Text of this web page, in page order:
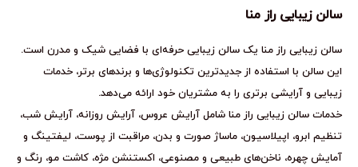
سالن زیبایی راز منا
سالن زیبایی راز منا یک سالن زیبایی حرفه‌ای با فضایی شیک و مدرن است.
این سالن با استفاده از جدیدترین تکنولوژی‌ها و برندهای برتر، خدمات
زیبایی و آرایشی برتری را به مشتریان خود ارائه می‌دهد.
خدمات سالن زیبایی راز منا شامل آرایش عروس، آرایش روزانه، آرایش شب،
تنظیم ابرو، اپیلاسیون، ماساژ صورت و بدن، مراقبت از پوست، لیفتینگ و
آمایش چهره، ناخن‌های طبیعی و مصنوعی، اکستنشن مژه، کاشت مو، رنگ و